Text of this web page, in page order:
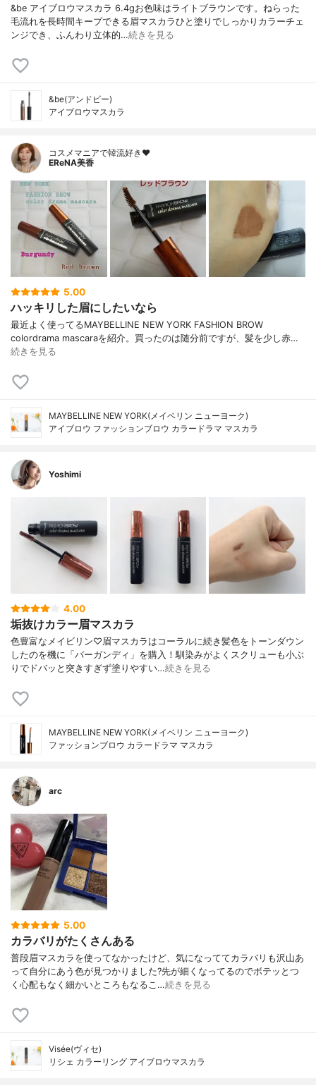
&be アイブロウマスカラ 6.4gお色味はライトブラウンです。ねらった
毛流れを長時間キープできる眉マスカラひと塗りでしっかりカラーチェ
ンジでき、ふんわり立体的…続きを見る
&be(アンドビー)
アイブロウマスカラ
コスメマニアで韓流好き❤️
EReNA美香
5.00
ハッキリした眉にしたいなら
最近よく使ってるMAYBELLINE NEW YORK FASHION BROW
colordrama mascaraを紹介。買ったのは随分前ですが、髪を少し赤…
続きを見る
MAYBELLINE NEW YORK(メイベリン ニューヨーク)
アイブロウ ファッションブロウ カラードラマ マスカラ
Yoshimi
4.00
垢抜けカラー眉マスカラ
色豊富なメイビリン♡眉マスカラはコーラルに続き髪色をトーンダウン
したのを機に「バーガンディ」を購入！馴染みがよくスクリューも小ぶ
りでドバッと突きすぎず塗りやすい…続きを見る
MAYBELLINE NEW YORK(メイベリン ニューヨーク)
ファッションブロウ カラードラマ マスカラ
arc
5.00
カラバリがたくさんある
普段眉マスカラを使ってなかったけど、気になっててカラバリも沢山あ
って自分にあう色が見つかりました?先が細くなってるのでボテッとつ
く心配もなく細かいところもなるこ…続きを見る
Visée(ヴィセ)
リシェ カラーリング アイブロウマスカラ